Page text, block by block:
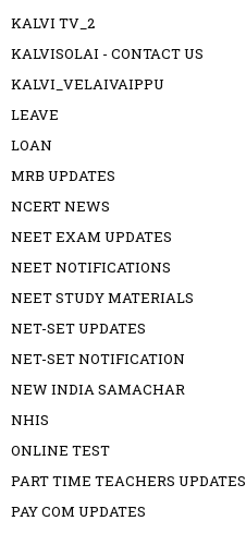
KALVI TV_2
KALVISOLAI - CONTACT US
KALVI_VELAIVAIPPU
LEAVE
LOAN
MRB UPDATES
NCERT NEWS
NEET EXAM UPDATES
NEET NOTIFICATIONS
NEET STUDY MATERIALS
NET-SET UPDATES
NET-SET NOTIFICATION
NEW INDIA SAMACHAR
NHIS
ONLINE TEST
PART TIME TEACHERS UPDATES
PAY COM UPDATES